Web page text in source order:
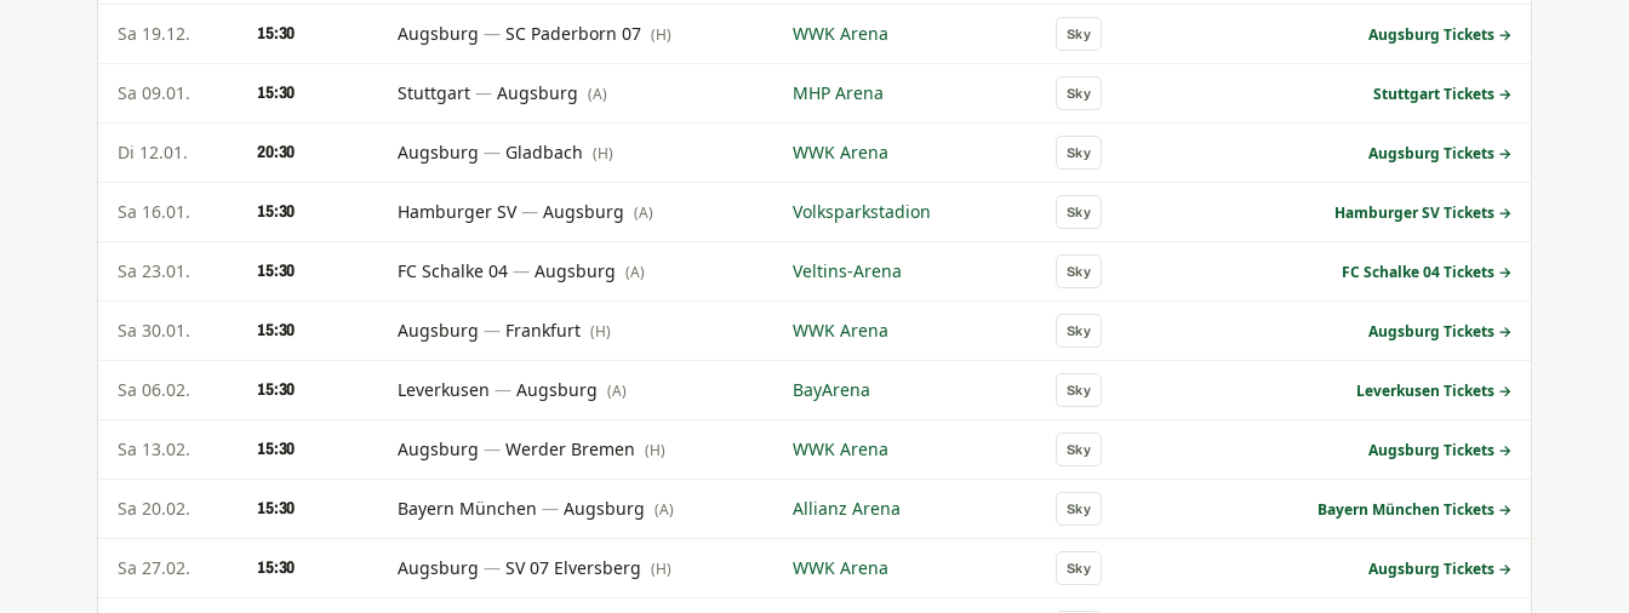
Sa 19.12. 15:30 Augsburg — SC Paderborn 07 (H) WWK Arena Sky Augsburg Tickets →
Sa 09.01. 15:30 Stuttgart — Augsburg (A) MHP Arena Sky Stuttgart Tickets →
Di 12.01. 20:30 Augsburg — Gladbach (H) WWK Arena Sky Augsburg Tickets →
Sa 16.01. 15:30 Hamburger SV — Augsburg (A) Volksparkstadion Sky Hamburger SV Tickets →
Sa 23.01. 15:30 FC Schalke 04 — Augsburg (A) Veltins-Arena Sky FC Schalke 04 Tickets →
Sa 30.01. 15:30 Augsburg — Frankfurt (H) WWK Arena Sky Augsburg Tickets →
Sa 06.02. 15:30 Leverkusen — Augsburg (A) BayArena Sky Leverkusen Tickets →
Sa 13.02. 15:30 Augsburg — Werder Bremen (H) WWK Arena Sky Augsburg Tickets →
Sa 20.02. 15:30 Bayern München — Augsburg (A) Allianz Arena Sky Bayern München Tickets →
Sa 27.02. 15:30 Augsburg — SV 07 Elversberg (H) WWK Arena Sky Augsburg Tickets →